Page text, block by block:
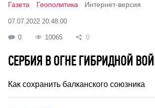
Газета Геополитика Интернет-версия
07.07.2022 20:48:00
0 10065 0
СЕРБИЯ В ОГНЕ ГИБРИДНОЙ
Как сохранить балканского союзника